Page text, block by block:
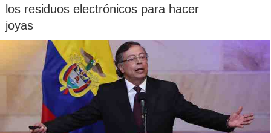
los residuos electrónicos para hacer
joyas